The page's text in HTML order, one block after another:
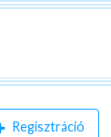
Regisztráció